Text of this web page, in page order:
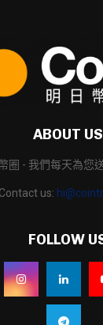
ABOUT US
圈 - 我們每天為您
Contact us:
FOLLOW